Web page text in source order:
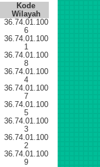
Kode
Wilayah
36.74.01.100
6
36.74.01.100
1
36.74.01.100
8
36.74.01.100
4
36.74.01.100
7
36.74.01.100
5
36.74.01.100
3
36.74.01.100
2
36.74.01.100
9